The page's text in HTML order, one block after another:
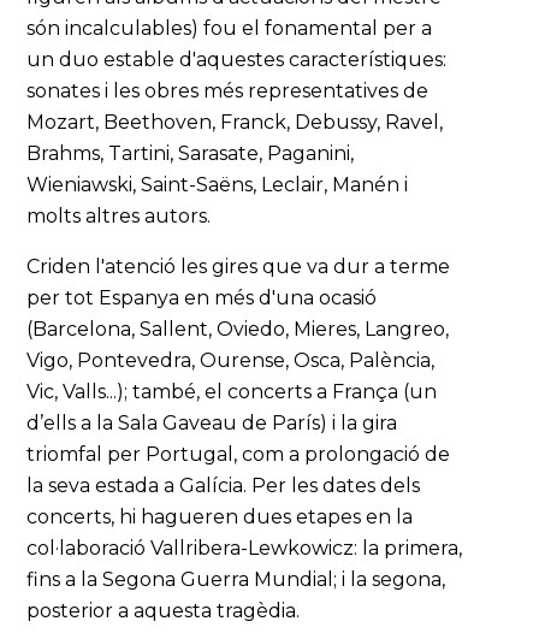
són incalculables) fou el fonamental per a
un duo estable d'aquestes característiques:
sonates i les obres més representatives de
Mozart, Beethoven, Franck, Debussy, Ravel,
Brahms, Tartini, Sarasate, Paganini,
Wieniawski, Saint-Saëns, Leclair, Manén i
molts altres autors.
Criden l'atenció les gires que va dur a terme
per tot Espanya en més d'una ocasió
(Barcelona, Sallent, Oviedo, Mieres, Langreo,
Vigo, Pontevedra, Ourense, Osca, Palència,
Vic, Valls...); també, el concerts a França (un
d’ells a la Sala Gaveau de París) i la gira
triomfal per Portugal, com a prolongació de
la seva estada a Galícia. Per les dates dels
concerts, hi hagueren dues etapes en la
col·laboració Vallribera-Lewkowicz: la primera,
fins a la Segona Guerra Mundial; i la segona,
posterior a aquesta tragèdia.